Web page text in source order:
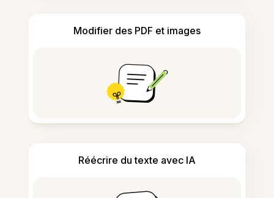
Modifier des PDF et images
Réécrire du texte avec IA